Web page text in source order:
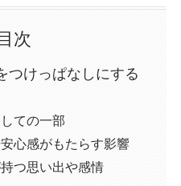
目次
つけっぱなしにする
ての一部
心感がもたらす影響
つ思い出や感情